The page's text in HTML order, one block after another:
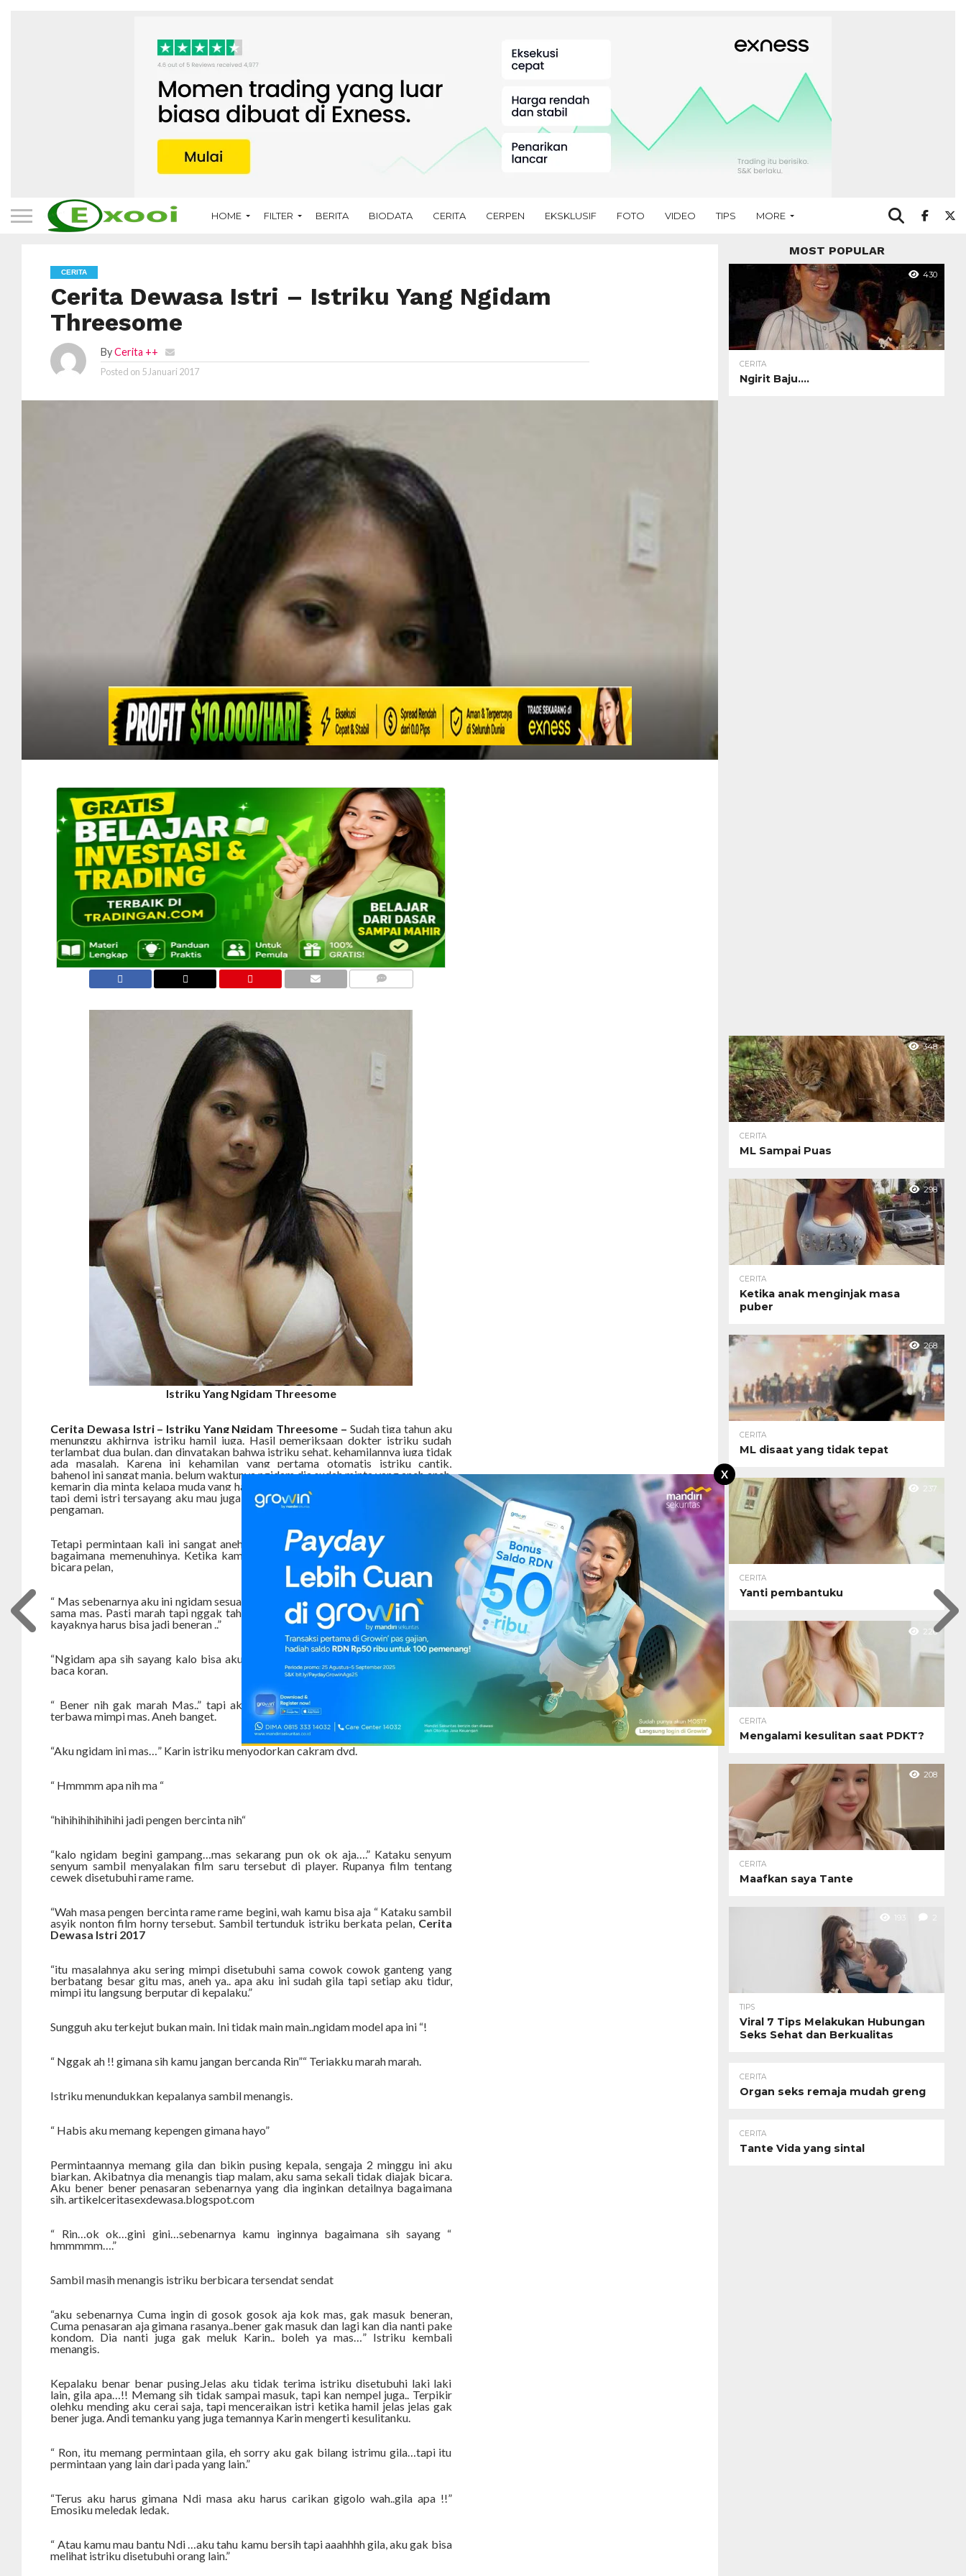
X
HOME FILTER BERITA BIODATA CERITA CERPEN EKSKLUSIF FOTO VIDEO TIPS MORE
CERITA
Cerita Dewasa Istri – Istriku Yang Ngidam
Threesome
By Cerita ++
Posted on 5 Januari 2017
Istriku Yang Ngidam Threesome
Cerita Dewasa Istri – Istriku Yang Ngidam Threesome – Sudah tiga tahun aku
menunggu akhirnya istriku hamil juga. Hasil pemeriksaan dokter istriku sudah
terlambat dua bulan, dan dinyatakan bahwa istriku sehat, kehamilannya juga tidak
ada masalah. Karena ini kehamilan yang pertama otomatis istriku cantik,
bahenol ini sangat manja, belum waktunya ngidam dia sudah minta yang aneh aneh,
kemarin dia minta kelapa muda yang harus aku ambil sendiri di pohonnya” what !!
tapi demi istri tersayang aku mau juga belajar memanjat, tentu saja memakai tali
pengaman.
Tetapi permintaan kali ini sangat aneh sekali dan bikin aku terperanjat bingung
bagaimana memenuhinya. Ketika kami asyik tiduran di kamar tiba tiba istriku
bicara pelan,
“ Mas sebenarnya aku ini ngidam sesuatu yang agak aneh mas tapi takut ngomong
sama mas. Pasti marah tapi nggak tahu aku pusing banget, ngidam yang satu ini
kayaknya harus bisa jadi beneran ..”
“Ngidam apa sih sayang kalo bisa aku cari ya tentulah aku cari..” Kataku sambil
baca koran.
“ Bener nih gak marah Mas..” tapi aku sebenarnya gak mau tapi entah sampe
terbawa mimpi mas. Aneh banget.
“Aku ngidam ini mas…” Karin istriku menyodorkan cakram dvd.
“ Hmmmm apa nih ma “
“hihihihihihihihi jadi pengen bercinta nih“
“kalo ngidam begini gampang…mas sekarang pun ok ok aja….” Kataku senyum
senyum sambil menyalakan film saru tersebut di player. Rupanya film tentang
cewek disetubuhi rame rame.
“Wah masa pengen bercinta rame rame begini, wah kamu bisa aja “ Kataku sambil
asyik nonton film horny tersebut. Sambil tertunduk istriku berkata pelan, Cerita
Dewasa Istri 2017
“itu masalahnya aku sering mimpi disetubuhi sama cowok cowok ganteng yang
berbatang besar gitu mas, aneh ya.. apa aku ini sudah gila tapi setiap aku tidur,
mimpi itu langsung berputar di kepalaku.”
Sungguh aku terkejut bukan main. Ini tidak main main..ngidam model apa ini “!
“ Nggak ah !! gimana sih kamu jangan bercanda Rin”“ Teriakku marah marah.
Istriku menundukkan kepalanya sambil menangis.
“ Habis aku memang kepengen gimana hayo”
Permintaannya memang gila dan bikin pusing kepala, sengaja 2 minggu ini aku
biarkan. Akibatnya dia menangis tiap malam, aku sama sekali tidak diajak bicara.
Aku bener bener penasaran sebenarnya yang dia inginkan detailnya bagaimana
sih.artikelceritasexdewasa.blogspot.com
“ Rin…ok ok…gini gini…sebenarnya kamu inginnya bagaimana sih sayang “
hmmmmm….”
Sambil masih menangis istriku berbicara tersendat sendat
“aku sebenarnya Cuma ingin di gosok gosok aja kok mas, gak masuk beneran,
Cuma penasaran aja gimana rasanya..bener gak masuk dan lagi kan dia nanti pake
kondom. Dia nanti juga gak meluk Karin.. boleh ya mas…” Istriku kembali
menangis.
Kepalaku benar benar pusing.Jelas aku tidak terima istriku disetubuhi laki laki
lain, gila apa…!! Memang sih tidak sampai masuk, tapi kan nempel juga.. Terpikir
olehku mending aku cerai saja, tapi menceraikan istri ketika hamil jelas jelas gak
bener juga. Andi temanku yang juga temannya Karin mengerti kesulitanku.
“ Ron, itu memang permintaan gila, eh sorry aku gak bilang istrimu gila…tapi itu
permintaan yang lain dari pada yang lain.”
“Terus aku harus gimana Ndi masa aku harus carikan gigolo wah..gila apa !!”
Emosiku meledak ledak.
“ Atau kamu mau bantu Ndi …aku tahu kamu bersih tapi aaahhhh gila, aku gak bisa
melihat istriku disetubuhi orang lain.”
MOST POPULAR
430
CERITA
Ngirit Baju….
348
CERITA
ML Sampai Puas
298
CERITA
Ketika anak menginjak masa
puber
268
CERITA
ML disaat yang tidak tepat
237
CERITA
Yanti pembantuku
226
CERITA
Mengalami kesulitan saat PDKT?
208
CERITA
Maafkan saya Tante
193 2
TIPS
Viral 7 Tips Melakukan Hubungan
Seks Sehat dan Berkualitas
CERITA
Organ seks remaja mudah greng
CERITA
Tante Vida yang sintal